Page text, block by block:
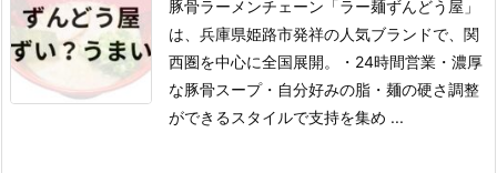
豚骨ラーメンチェーン「ラー麺ずんどう屋」
は、兵庫県姫路市発祥の人気ブランドで、関
西圏を中心に全国展開。
・24時間営業 ・濃厚
な豚骨スープ・自分好みの脂 ・麺の硬さ調整
ができるスタイルで支持を集め ...